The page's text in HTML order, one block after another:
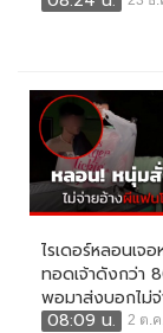
ไรเดอร์หลอนเจ
ทอดเจ้าดังกว่า
พอมาส่งบอกไม่จ่
08:09 น.
2 ต.